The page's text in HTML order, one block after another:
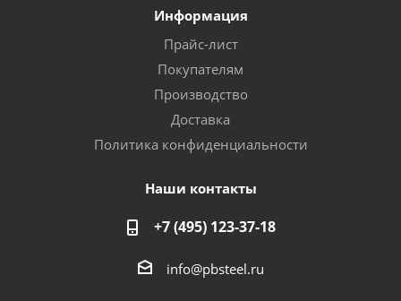
Информация
Прайс-лист
Покупателям
Производство
Доставка
Политика конфиденциальности
Наши контакты
+7 (495) 123-37-18
info@pbsteel.ru